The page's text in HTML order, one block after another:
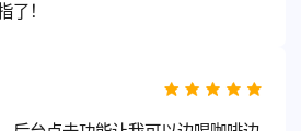
了！